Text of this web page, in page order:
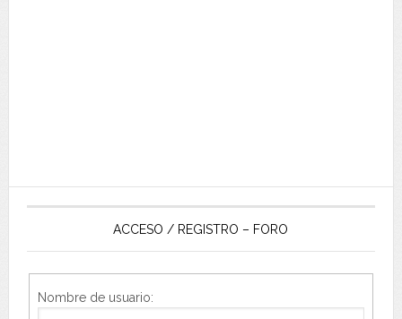
ACCESO / REGISTRO – FORO
Nombre de usuario: